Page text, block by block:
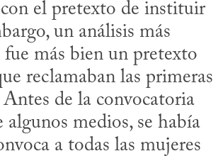
el pretexto de instituir
un análisis más
más bien un pretexto
reclamaban las primeras
de la convocatoria
medios, se había
a todas las mujeres